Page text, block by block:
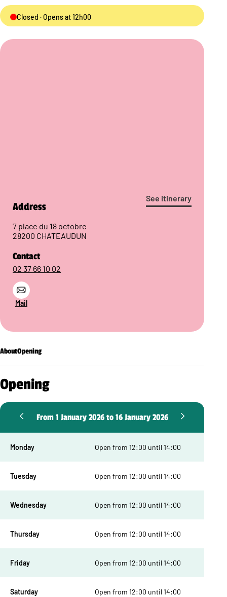
Closed · Opens at 12h00
See itinerary
Address
7 place du 18 octobre
28200 CHATEAUDUN
Contact
02 37 66 10 02
Mail
AboutOpening
Opening
From 1 January 2026 to 16 January 2026
Monday Open from 12:00 until 14:00
Tuesday Open from 12:00 until 14:00
Wednesday Open from 12:00 until 14:00
Thursday Open from 12:00 until 14:00
Friday Open from 12:00 until 14:00
Saturday Open from 12:00 until 14:00